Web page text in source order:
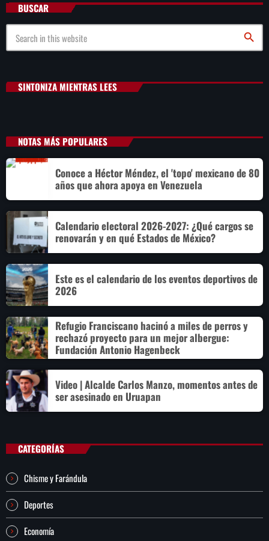
BUSCAR
search
SINTONIZA MIENTRAS LEES
NOTAS MÁS POPULARES
Conoce a Héctor Méndez, el 'topo' mexicano de 80
años que ahora apoya en Venezuela
Calendario electoral 2026-2027: ¿Qué cargos se
renovarán y en qué Estados de México?
Este es el calendario de los eventos deportivos de
2026
Refugio Franciscano hacinó a miles de perros y
rechazó proyecto para un mejor albergue:
Fundación Antonio Hagenbeck
Video | Alcalde Carlos Manzo, momentos antes de
ser asesinado en Uruapan
CATEGORÍAS
Chisme y Farándula
Deportes
Economía